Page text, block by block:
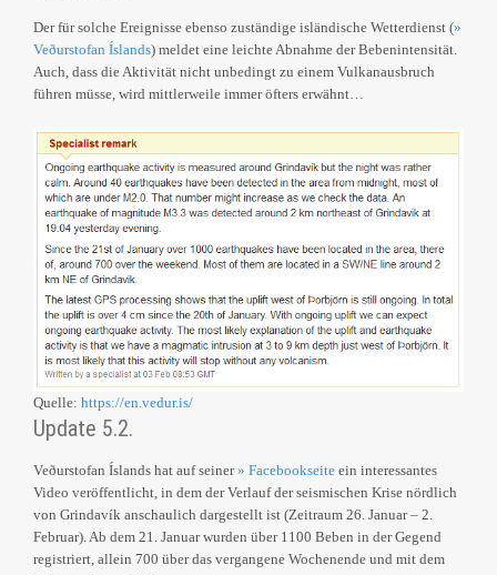
Der für solche Ereignisse ebenso zuständige isländische Wetterdienst (»
Veðurstofan Íslands) meldet eine leichte Abnahme der Bebenintensität.
Auch, dass die Aktivität nicht unbedingt zu einem Vulkanausbruch
führen müsse, wird mittlerweile immer öfters erwähnt…
Quelle: https://en.vedur.is/
Update 5.2.
Veðurstofan Íslands hat auf seiner» Facebookseite ein interessantes
Video veröffentlicht, in dem der Verlauf der seismischen Krise nördlich
von Grindavík anschaulich dargestellt ist (Zeitraum 26. Januar – 2.
Februar). Ab dem 21. Januar wurden über 1100 Beben in der Gegend
registriert, allein 700 über das vergangene Wochenende und mit dem